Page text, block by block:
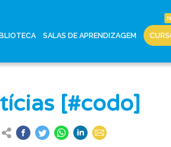
SALAS DE APRENDIZAGEM
[#codo]